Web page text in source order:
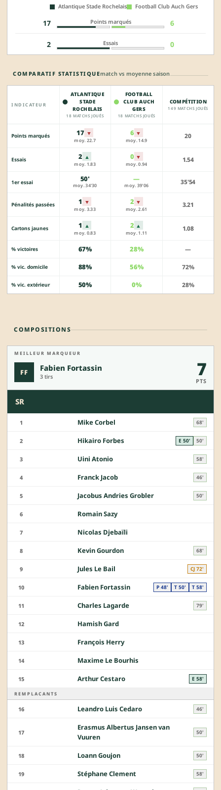
Atlantique Stade Rochelais Football Club Auch Gers
17 Points marqués 6
2 Essais 0
COMPARATIF STATISTIQUEmatch vs moyenne saison
INDICATEUR
ATLANTIQUE
STADE
ROCHELAIS
18 MATCHS JOUÉS
FOOTBALL
CLUB AUCH
GERS
18 MATCHS JOUÉS
COMPÉTITION
149 MATCHS JOUÉS
Points marqués 17 ▼
moy. 22.7
6 ▼
moy. 14.9
20
Essais 2 ▲
moy. 1.83
0 ▼
moy. 0.94
1.54
1er essai 50'
moy. 34'30
—
moy. 39'06 35'54
Pénalités passées 1 ▼
moy. 3.33
2 ▼
moy. 2.61
3.21
Cartons jaunes 1 ▲
moy. 0.83
2 ▲
moy. 1.11
1.08
% victoires 67% 28% —
% vic. domicile 88% 56% 72%
% vic. extérieur 50% 0% 28%
COMPOSITIONS
MEILLEUR MARQUEUR
FF Fabien Fortassin
3 tirs 7
PTS
SR
1 Mike Corbel 68'
2 Hikairo Forbes E 50' 50'
3 Uini Atonio 58'
4 Franck Jacob 46'
5 Jacobus Andries Grobler 50'
6 Romain Sazy
7 Nicolas Djebaïli
8 Kevin Gourdon 68'
9 Jules Le Bail CJ 72'
10 Fabien Fortassin P 48' T 50' T 58'
11 Charles Lagarde 79'
12 Hamish Gard
13 François Herry
14 Maxime Le Bourhis
15 Arthur Cestaro E 58'
REMPLACANTS
16 Leandro Luis Cedaro 46'
17
Erasmus Albertus Jansen van
Vuuren
50'
18 Loann Goujon 50'
19 Stéphane Clement 58'